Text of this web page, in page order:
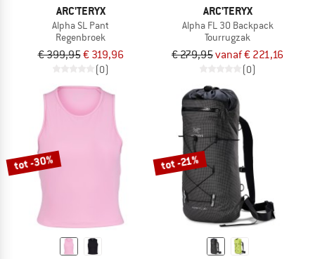
ARC'TERYX
Alpha SL Pant
Regenbroek
€ 399,95€ 319,96
(0)
ARC'TERYX
Alpha FL 30 Backpack
Tourrugzak
€ 279,95vanaf € 221,16
(0)
tot -30% tot -21%